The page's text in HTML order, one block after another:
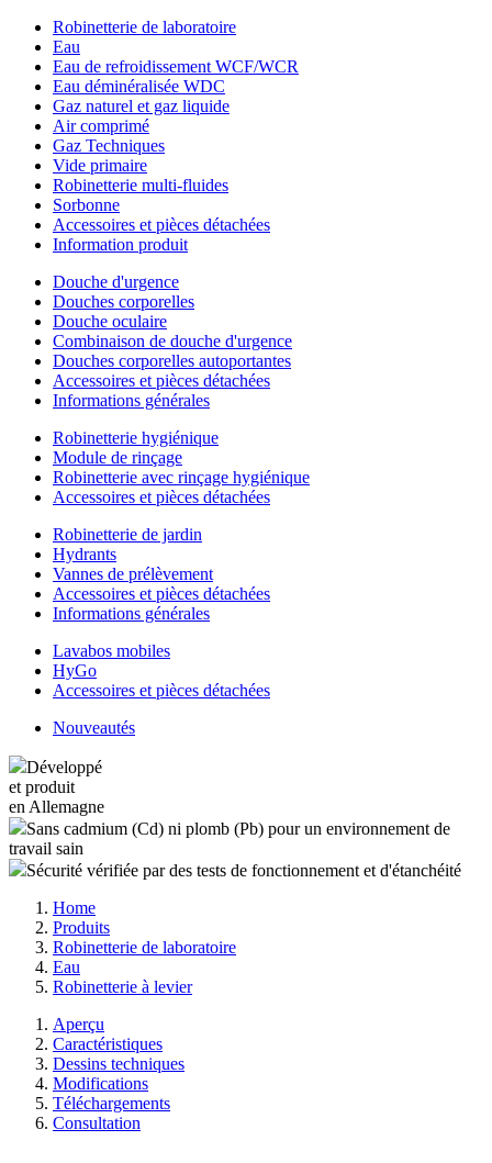
Robinetterie de laboratoire
Eau
Eau de refroidissement WCF/WCR
Eau déminéralisée WDC
Gaz naturel et gaz liquide
Air comprimé
Gaz Techniques
Vide primaire
Robinetterie multi-fluides
Sorbonne
Accessoires et pièces détachées
Information produit
Douche d'urgence
Douches corporelles
Douche oculaire
Combinaison de douche d'urgence
Douches corporelles autoportantes
Accessoires et pièces détachées
Informations générales
Robinetterie hygiénique
Module de rinçage
Robinetterie avec rinçage hygiénique
Accessoires et pièces détachées
Robinetterie de jardin
Hydrants
Vannes de prélèvement
Accessoires et pièces détachées
Informations générales
Lavabos mobiles
HyGo
Accessoires et pièces détachées
Nouveautés
Développé
et produit
en Allemagne
Sans cadmium (Cd) ni plomb (Pb) pour un environnement de
travail sain
Sécurité vérifiée par des tests de fonctionnement et d'étanchéité
Home
Produits
Robinetterie de laboratoire
Eau
Robinetterie à levier
Aperçu
Caractéristiques
Dessins techniques
Modifications
Téléchargements
Consultation